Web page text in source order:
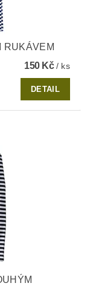
RUKÁVEM
150 Kč/ ks
DETAIL